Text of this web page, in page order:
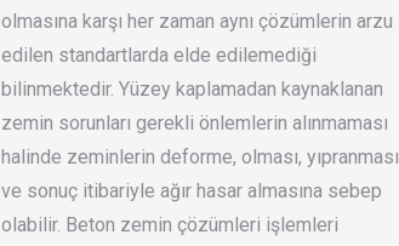
olmasına karşı her zaman aynı çözümlerin arzu
edilen standartlarda elde edilemediği
bilinmektedir. Yüzey kaplamadan kaynaklanan
zemin sorunları gerekli önlemlerin alınmaması
halinde zeminlerin deforme, olması, yıpranması
ve sonuç itibariyle ağır hasar almasına sebep
olabilir. Beton zemin çözümleri işlemleri